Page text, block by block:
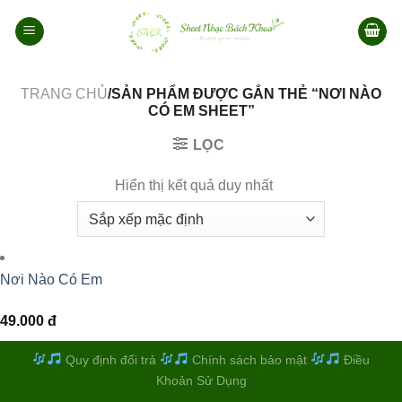
qua
TRANG CHỦ/SẢN PHẨM ĐƯỢC GẮN THẺ “NƠI NÀO
CÓ EM SHEET”
LỌC
Hiển thị kết quả duy nhất
Nơi Nào Có Em
49.000 đ
Quy định đổi trả Chính sách bảo mật
Điều
Khoản Sử Dụng